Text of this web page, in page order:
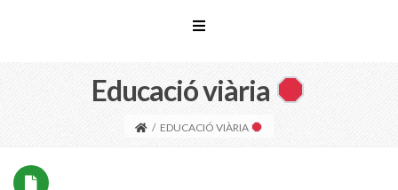
Educació viària
/ EDUCACIÓ VIÀRIA